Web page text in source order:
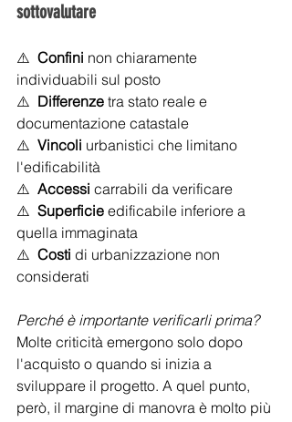
sottovalutare
⚠️ Confini non chiaramente
individuabili sul posto
⚠️ Differenze tra stato reale e
documentazione catastale
⚠️ Vincoli urbanistici che limitano
l'edificabilità
⚠️ Accessi carrabili da verificare
⚠️ Superficie edificabile inferiore a
quella immaginata
⚠️ Costi di urbanizzazione non
considerati
Perché è importante verificarli prima?
Molte criticità emergono solo dopo
l'acquisto o quando si inizia a
sviluppare il progetto. A quel punto,
però, il margine di manovra è molto più